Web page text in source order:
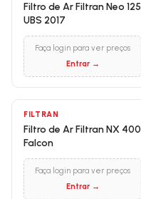
Filtro de Ar Filtran Neo 125
UBS 2017
Faça login para ver preços
Entrar →
FILTRAN
Filtro de Ar Filtran NX 400
Falcon
Faça login para ver preços
Entrar →